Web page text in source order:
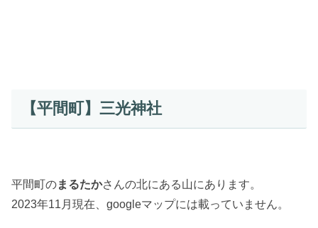
【平間町】三光神社
平間町のまるたかさんの北にある山にあります。
2023年11月現在、googleマップには載っていません。